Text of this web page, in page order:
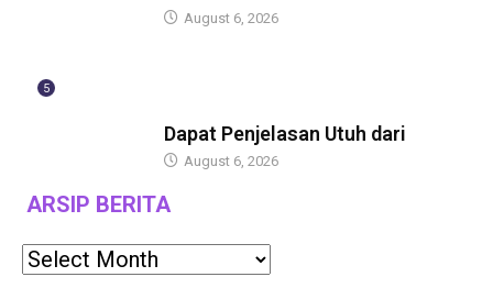
August 6, 2026
5
Dapat Penjelasan Utuh dari
August 6, 2026
ARSIP BERITA